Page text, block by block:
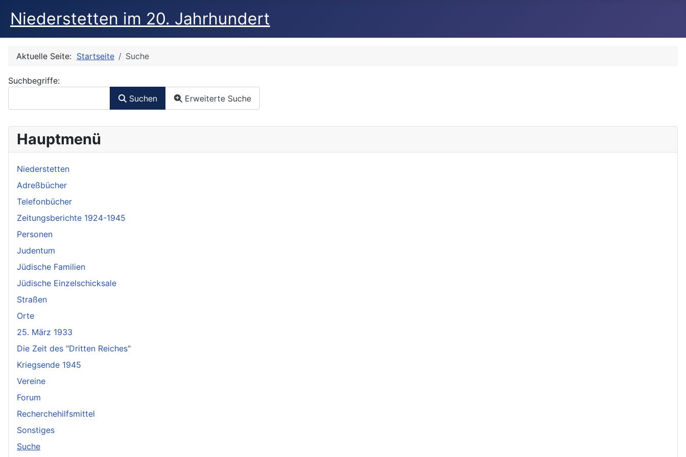
Niederstetten im 20. Jahrhundert
Aktuelle Seite: Startseite Suche
Suchformular
Suchbegriffe:
Suchen
Erweiterte Suche
Hauptmenü
Niederstetten
Adreßbücher
Telefonbücher
Zeitungsberichte 1924-1945
Personen
Judentum
Jüdische Familien
Jüdische Einzelschicksale
Straßen
Orte
25. März 1933
Die Zeit des "Dritten Reiches"
Kriegsende 1945
Vereine
Forum
Recherchehilfsmittel
Sonstiges
Suche